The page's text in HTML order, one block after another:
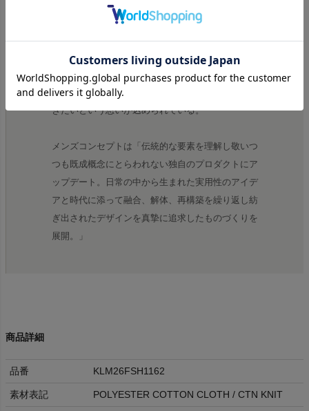
ブランド名の"KELEN(外連)"とは、歌舞伎や日本芸
能などの古典芸能などにおいて使われる言葉で、従
来のしきたりやルールから外れた新しい手法、独特
の路線をとるという意味を持つ。古典的な要素をし
っかりと理解しつつさらに新しい物作りを行って行
きたいという思いが込められている。
メンズコンセプトは「伝統的な要素を理解し敬いつ
つも既成概念にとらわれない独自のプロダクトにア
ップデート。日常の中から生まれた実用性のアイデ
アと時代に添って融合、解体、再構築を繰り返し紡
ぎ出されたデザインを真摯に追求したものづくりを
展開。」
商品詳細
品番 KLM26FSH1162
素材表記 POLYESTER COTTON CLOTH / CTN KNIT